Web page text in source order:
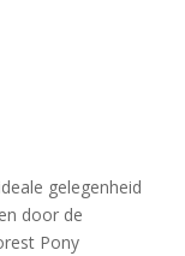
gelegenheid
door de
Pony